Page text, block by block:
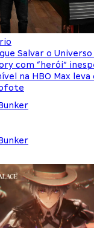
Salvar o
com “herói”
na HBO Max leva